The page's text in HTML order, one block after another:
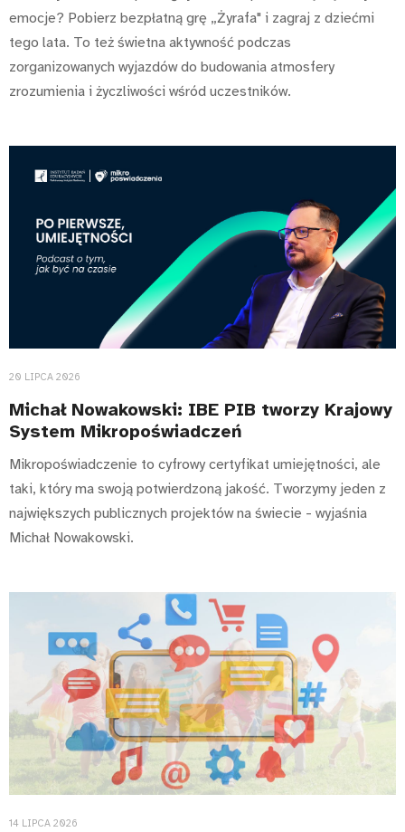
emocje? Pobierz bezpłatną grę „Żyrafa" i zagraj z dziećmi
tego lata. To też świetna aktywność podczas
zorganizowanych wyjazdów do budowania atmosfery
zrozumienia i życzliwości wśród uczestników.
20 LIPCA 2026
Michał Nowakowski: IBE PIB tworzy Krajowy
System Mikropoświadczeń
Mikropoświadczenie to cyfrowy certyfikat umiejętności, ale
taki, który ma swoją potwierdzoną jakość. Tworzymy jeden z
największych publicznych projektów na świecie - wyjaśnia
Michał Nowakowski.
14 LIPCA 2026